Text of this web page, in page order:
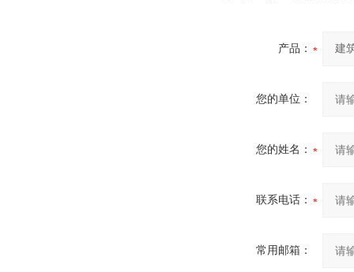
产品：
您的单位：
您的姓名：
联系电话：
常用邮箱：